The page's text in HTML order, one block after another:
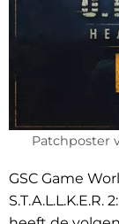
Patchposter
GSC Game